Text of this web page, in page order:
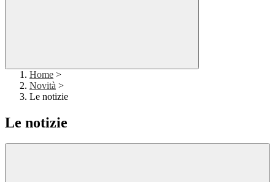
Home >
Novità >
Le notizie
Le notizie